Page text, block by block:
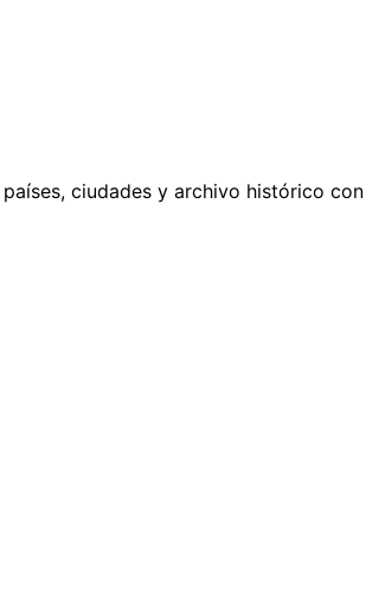
ciudades y archivo histórico